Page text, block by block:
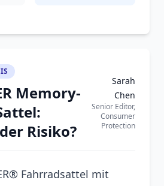
Memory-
Risiko?
Sarah
Chen
Senior Editor,
Consumer
Protection
Fahrradsattel mit